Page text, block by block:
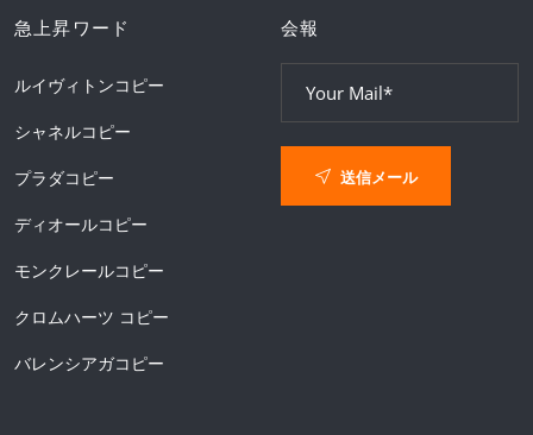
急上昇ワード
ルイヴィトンコピー
シャネルコピー
プラダコピー
ディオールコピー
モンクレールコピー
クロムハーツ コピー
バレンシアガコピー
会報
送信メール